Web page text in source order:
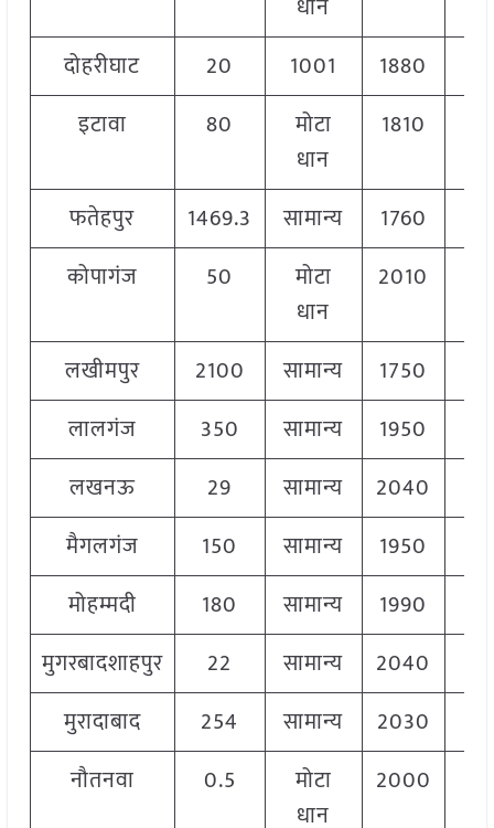
धान
दोहरीघाट 20 1001 1880
इटावा
80
मोटा
धान
1810
फतेहपुर 1469.3 सामान्य 1760
कोपागंज
50
मोटा
धान
2010
लखीमपुर 2100 सामान्य 1750
लालगंज
350 सामान्य 1950
लखनऊ
29 सामान्य 2040
मैगलगंज
150 सामान्य 1950
मोहम्मदी
180 सामान्य 1990
मुगरबादशाहपुर
22 सामान्य 2040
मुरादाबाद
254 सामान्य 2030
नौतनवा
0.5
मोटा
धान
2000